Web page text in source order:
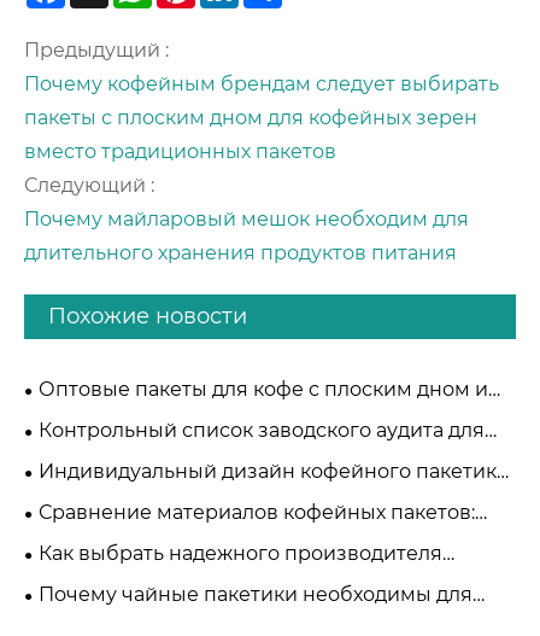
Предыдущий :
Почему кофейным брендам следует выбирать
пакеты с плоским дном для кофейных зерен
вместо традиционных пакетов
Следующий :
Почему майларовый мешок необходим для
длительного хранения продуктов питания
Похожие новости
Оптовые пакеты для кофе с плоским дном и
стоячие пакеты для кофе: стратегическое
сравнение TDK:
Контрольный список заводского аудита для
поставщиков упаковки для кофе:
профессиональное руководство B2B
Индивидуальный дизайн кофейного пакетика:
баланс между брендингом и сохранением
Сравнение материалов кофейных пакетов:
майлар, фольгированные пакеты и
компостируемые кофейные пакеты
Как выбрать надежного производителя
кофейных пакетиков в Китае
Почему чайные пакетики необходимы для